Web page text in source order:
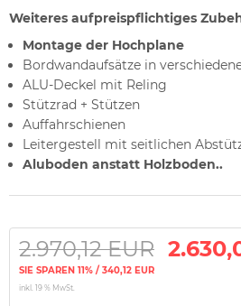
Weiteres aufpreispflichtiges
Montage der Hochplane
Bordwandaufsätze in
ALU-Deckel mit Reling
Stützrad + Stützen
Auffahrschienen
Leitergestell mit seitlichen
Aluboden anstatt Holzboden..
2.970,12 EUR
SIE SPAREN 11% / 340,12 EUR
inkl. 19 % MwSt.